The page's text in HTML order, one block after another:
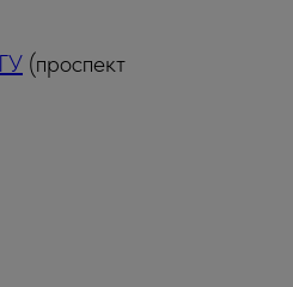
(проспект